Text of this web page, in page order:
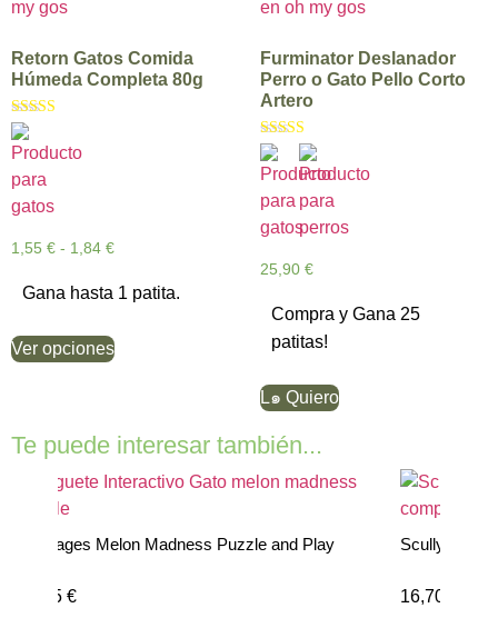
Retorn Gatos Comida
Húmeda Completa 80g
Valorado con
5.00
de 5
1,55 € - 1,84 €
Gana hasta 1 patita.
Ver opciones
Furminator Deslanador
Perro o Gato Pello Corto
Artero
Valorado con
5.00
de 5
25,90 €
Compra y Gana 25
patitas!
L๑ Quiero
Te puede interesar también...
Petstages Melon Madness Puzzle and Play
24,95 €
Scully –
16,70